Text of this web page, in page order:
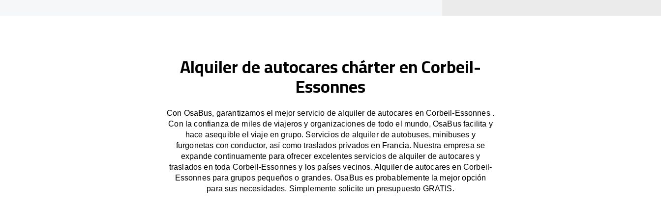
Alquiler de autocares chárter en Corbeil-
Essonnes
Con OsaBus, garantizamos el mejor servicio de alquiler de autocares en Corbeil-Essonnes .
Con la confianza de miles de viajeros y organizaciones de todo el mundo, OsaBus facilita y
hace asequible el viaje en grupo. Servicios de alquiler de autobuses, minibuses y
furgonetas con conductor, así como traslados privados en Francia. Nuestra empresa se
expande continuamente para ofrecer excelentes servicios de alquiler de autocares y
traslados en toda Corbeil-Essonnes y los países vecinos. Alquiler de autocares en Corbeil-
Essonnes para grupos pequeños o grandes. OsaBus es probablemente la mejor opción
para sus necesidades. Simplemente solicite un presupuesto GRATIS.